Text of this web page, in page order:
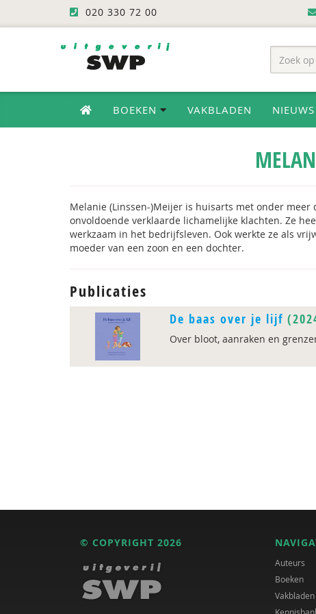
020 330 72 00
BOEKEN VAKBLADEN NIEUWS
Melanie (Linssen-)Meijer is huisarts met onder
onvoldoende verklaarde lichamelijke klachten. Ze
werkzaam in het bedrijfsleven. Ook werkte ze als
moeder van een zoon en een dochter.
Publicaties
De baas over je lijf
Over bloot, aanraken en
© COPYRIGHT 2026
Auteurs
Boeken
Vakbladen